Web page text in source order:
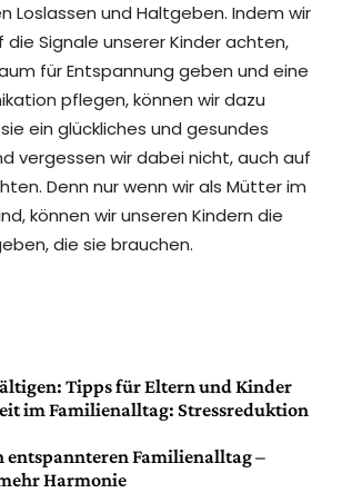
Loslassen und Haltgeben. Indem wir
Signale unserer Kinder achten,
für Entspannung geben und eine
pflegen, können wir dazu
ein glückliches und gesundes
vergessen wir dabei nicht, auch auf
Denn nur wenn wir als Mütter im
können wir unseren Kindern die
die sie brauchen.
Tipps für Eltern und Kinder
im Familienalltag: Stressreduktion
entspannteren Familienalltag –
Harmonie